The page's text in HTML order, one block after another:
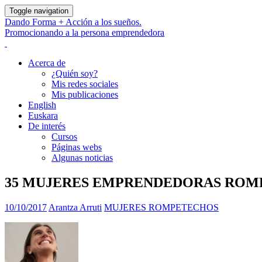
Toggle navigation
Dando Forma + Acción a los sueños.
Promocionando a la persona emprendedora
Acerca de
¿Quién soy?
Mis redes sociales
Mis publicaciones
English
Euskara
De interés
Cursos
Páginas webs
Algunas noticias
35 MUJERES EMPRENDEDORAS
10/10/2017 Arantza Arruti MUJERES ROMPETECHOS